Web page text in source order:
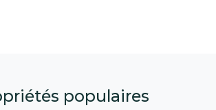
populaires